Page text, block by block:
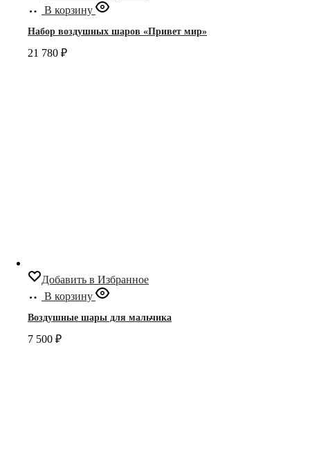
В корзину
Набор воздушных шаров «Привет мир»
21 780 ₽
Добавить в Избранное
В корзину
Воздушные шары для мальчика
7 500 ₽